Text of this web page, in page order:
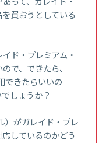
買おうとしている
ド・プレミアム・
で、できたら、
できたらいいの
しょうか？
）がガレイド・プレ
しているのかどう